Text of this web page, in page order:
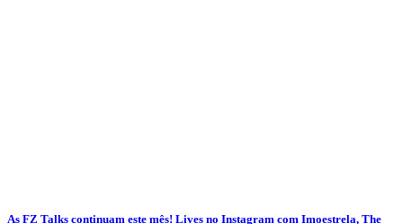
As FZ Talks continuam este mês! Lives no Instagram com Imoestrela, The